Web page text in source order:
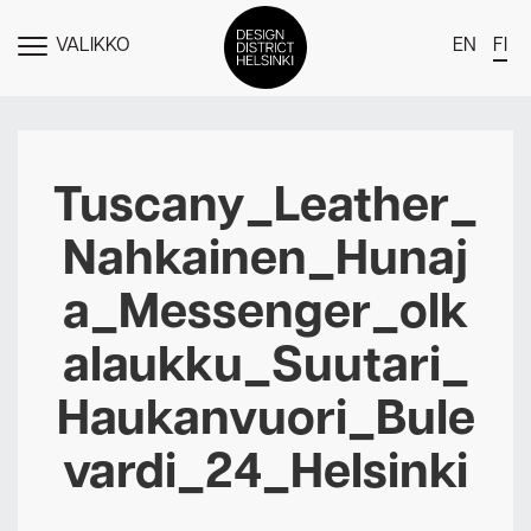
NÄYTÄVALIKKO EN FI
Jäsenet
Tapahtumat
Uutiset
Medialle
Meistä
Design District Helsingin jäsenyydestä
Ota yhteyttä
Tuscany_Leather_
Nahkainen_Hunaj
a_Messenger_olk
alaukku_Suutari_
Haukanvuori_Bule
vardi_24_Helsinki